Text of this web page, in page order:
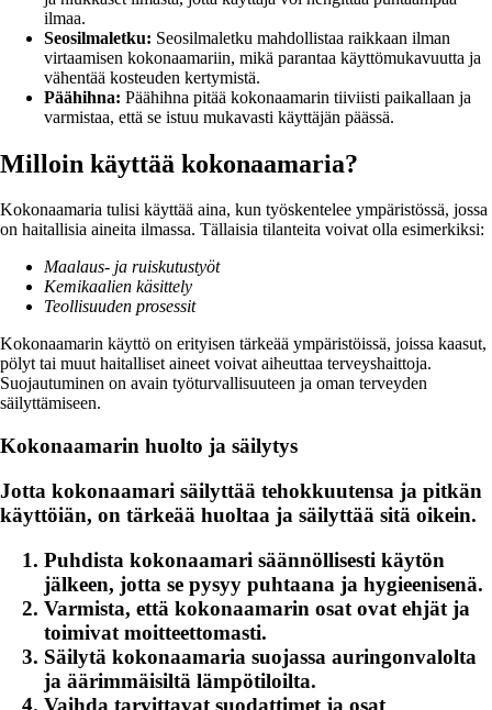
ilmaa.
Seosilmaletku: Seosilmaletku mahdollistaa raikkaan ilman
virtaamisen kokonaamariin, mikä parantaa käyttömukavuutta ja
vähentää kosteuden kertymistä.
Päähihna: Päähihna pitää kokonaamarin tiiviisti paikallaan ja
varmistaa, että se istuu mukavasti käyttäjän päässä.
Milloin käyttää kokonaamaria?
Kokonaamaria tulisi käyttää aina, kun työskentelee ympäristössä, jossa
on haitallisia aineita ilmassa. Tällaisia tilanteita voivat olla esimerkiksi:
Maalaus- ja ruiskutustyöt
Kemikaalien käsittely
Teollisuuden prosessit
Kokonaamarin käyttö on erityisen tärkeää ympäristöissä, joissa kaasut,
pölyt tai muut haitalliset aineet voivat aiheuttaa terveyshaittoja.
Suojautuminen on avain työturvallisuuteen ja oman terveyden
säilyttämiseen.
Kokonaamarin huolto ja säilytys
Jotta kokonaamari säilyttää tehokkuutensa ja pitkän
käyttöiän, on tärkeää huoltaa ja säilyttää sitä oikein.
Puhdista kokonaamari säännöllisesti käytön
jälkeen, jotta se pysyy puhtaana ja hygieenisenä.
Varmista, että kokonaamarin osat ovat ehjät ja
toimivat moitteettomasti.
Säilytä kokonaamaria suojassa auringonvalolta
ja äärimmäisiltä lämpötiloilta.
Vaihda tarvittavat suodattimet ja osat